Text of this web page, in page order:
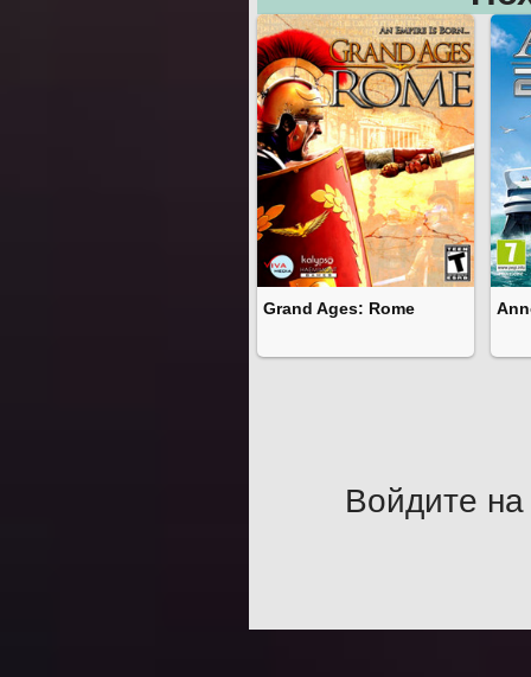
Grand Ages: Rome
Войдите на